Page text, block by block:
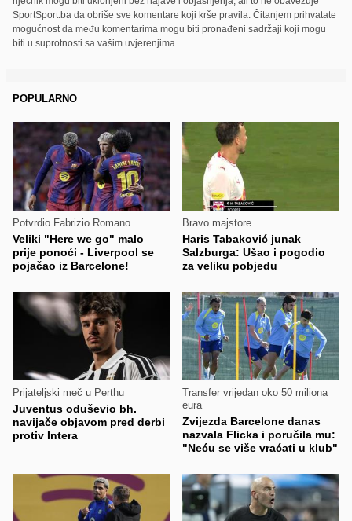
SportSport.ba da obriše sve komentare koji krše pravila. Čitanjem prihvatate
mogućnost da među komentarima mogu biti pronađeni sadržaji koji mogu
biti u suprotnosti sa vašim uvjerenjima.
POPULARNO
Potvrdio Fabrizio Romano
Veliki "Here we go" malo
prije ponoći - Liverpool se
pojačao iz Barcelone!
Bravo majstore
Haris Tabaković junak
Salzburga: Ušao i pogodio
za veliku pobjedu
Prijateljski meč u Perthu
Juventus oduševio bh.
navijače objavom pred derbi
protiv Intera
Transfer vrijedan oko 50 miliona
eura
Zvijezda Barcelone danas
nazvala Flicka i poručila mu:
"Neću se više vraćati u klub"